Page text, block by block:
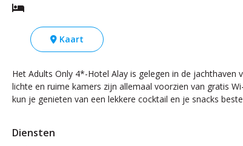
Kaart
Het Adults Only 4*-Hotel Alay is gelegen in de
lichte en ruime kamers zijn allemaal voorzien van gratis
kun je genieten van een lekkere cocktail en je snacks
Diensten